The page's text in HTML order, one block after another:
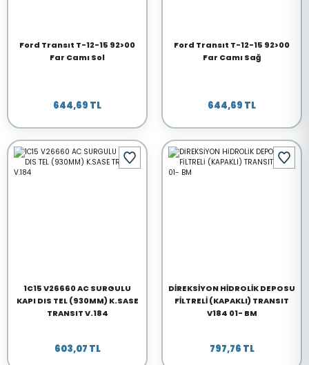
Ford Transıt T-12-15 92>00
Far Camı Sol
644,69 TL
Ford Transıt T-12-15 92>00
Far Camı Sağ
644,69 TL
1C15 V26660 AC SURGULU
KAPI DIS TEL (930MM) K.SASE
TRANSIT V.184
603,07 TL
DİREKSİYON HİDROLİK DEPOSU
FİLTRELİ (KAPAKLI) TRANSIT
V184 01- BM
797,76 TL